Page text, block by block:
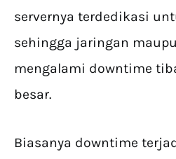
servernya terdedikasi
sehingga jaringan
mengalami downtime
besar.
Biasanya downtime